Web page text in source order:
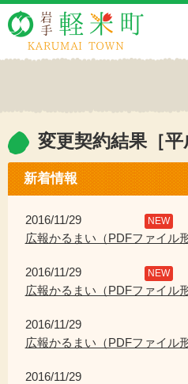
変更契約結果［平
新着情報
2016/11/29 NEW
広報かるまい（PDFファイル
2016/11/29 NEW
広報かるまい（PDFファイル
2016/11/29
広報かるまい（PDFファイル
2016/11/29